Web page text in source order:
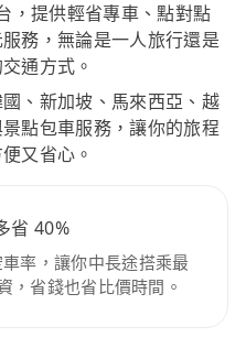
提供輕省專車、點對點
務，無論是一人旅行還是
通方式。
、新加坡、馬來西亞、越
點包車服務，讓你的旅程
又省心。
省 40%
率，讓你中長途搭乘最
，省錢也省比價時間。